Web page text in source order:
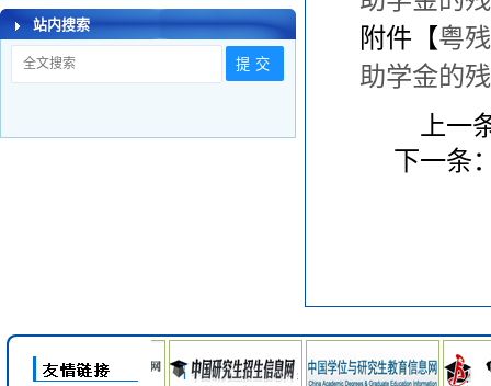
站内搜索
附件【粤
助学金的
上一
下一条